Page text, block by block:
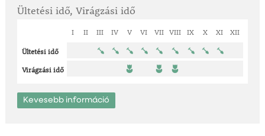
Ültetési idő, Virágzási idő
I II III IV V VI VII VIII IX X XI XII
Ültetési idő
Virágzási idő
Kevesebb információ